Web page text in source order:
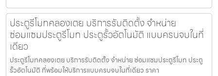
ประตูรีโมทคลองเตย บริการรับติดตั้ง จำหน่าย
ซ่อมแซมประตูรีโมท ประตูรั้วอัตโนมัติ แบบครบจบในที่
เดียว
ประตูรีโมทคลองเตย บริการรับติดตั้ง จำหน่าย ซ่อมแซมประตูรีโมท ประตู
รั้วอัตโนมัติ ที่พร้อมให้บริการแบบครบจบในที่เดียว ราคา